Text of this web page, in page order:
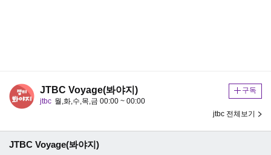
JTBC Voyage(봐야지)
jtbc 월,화,수,목,금 00:00 ~ 00:00
구독
jtbc 전체보기
JTBC Voyage(봐야지)